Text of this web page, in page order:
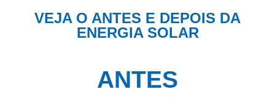
VEJA O ANTES E DEPOIS DA
ENERGIA SOLAR
ANTES